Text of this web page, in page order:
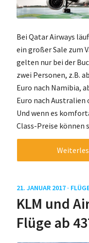
Bei Qatar Airways
ein großer Sale zum
gelten nur bei der
zwei Personen, z.B.
Euro nach Namibia,
Euro nach Australien
Und wenn es
Class-Preise können
21. JANUAR 2017 ·
KLM und
Flüge ab